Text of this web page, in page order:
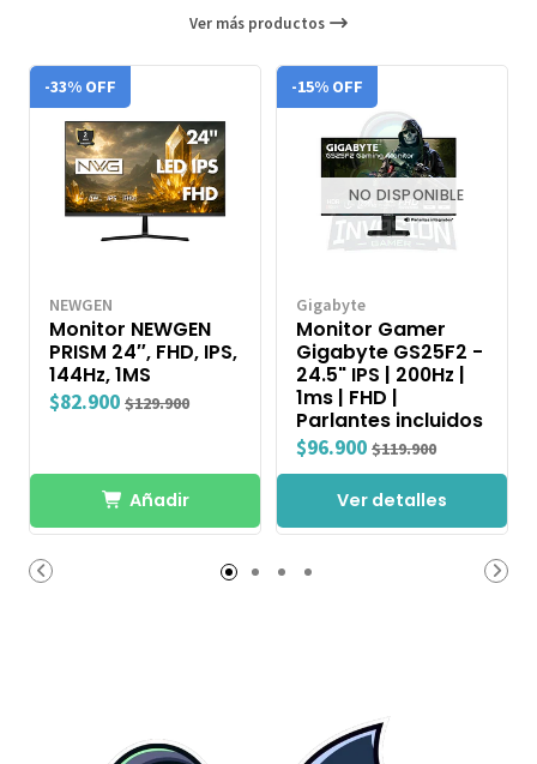
Ver más productos
-33% OFF
NEWGEN
Monitor NEWGEN
PRISM 24″, FHD, IPS,
144Hz, 1MS
$82.900 $129.900
Añadir
-15% OFF
NO DISPONIBLE
Gigabyte
Monitor Gamer
Gigabyte GS25F2 -
24.5" IPS | 200Hz |
1ms | FHD |
Parlantes incluidos
$96.900 $119.900
Ver detalles